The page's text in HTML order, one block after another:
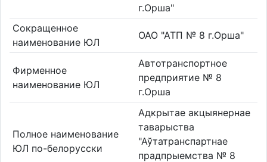
г.Орша"
Сокращенное
наименование ЮЛ
ОАО "АТП № 8 г.Орша"
Фирменное
наименование ЮЛ
Автотранспортное
предприятие № 8
г.Орша
Полное наименование
ЮЛ по-белорусски
Адкрытае акцыянернае
таварыства
"Аўтатранспартнае
прадпрыемства № 8